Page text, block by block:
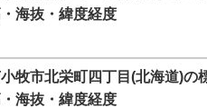
海抜・緯度経度
牧市北栄町四丁目(北海道)の
海抜・緯度経度